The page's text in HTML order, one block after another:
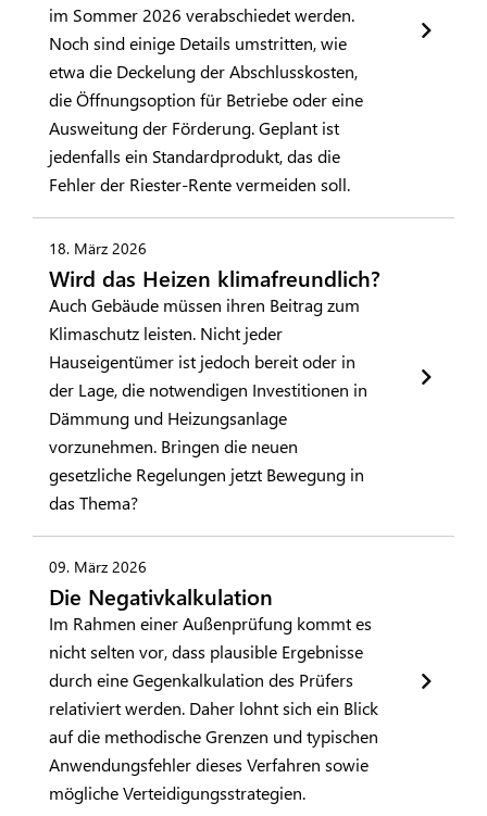
im Sommer 2026 verabschiedet werden.
Noch sind einige Details umstritten, wie
etwa die Deckelung der Abschlusskosten,
die Öffnungsoption für Betriebe oder eine
Ausweitung der Förderung. Geplant ist
jedenfalls ein Standardprodukt, das die
Fehler der Riester-Rente vermeiden soll.
18. März 2026
Wird das Heizen klimafreundlich?
Auch Gebäude müssen ihren Beitrag zum
Klimaschutz leisten. Nicht jeder
Hauseigentümer ist jedoch bereit oder in
der Lage, die notwendigen Investitionen in
Dämmung und Heizungsanlage
vorzunehmen. Bringen die neuen
gesetzliche Regelungen jetzt Bewegung in
das Thema?
09. März 2026
Die Negativkalkulation
Im Rahmen einer Außenprüfung kommt es
nicht selten vor, dass plausible Ergebnisse
durch eine Gegenkalkulation des Prüfers
relativiert werden. Daher lohnt sich ein Blick
auf die methodische Grenzen und typischen
Anwendungsfehler dieses Verfahren sowie
mögliche Verteidigungsstrategien.